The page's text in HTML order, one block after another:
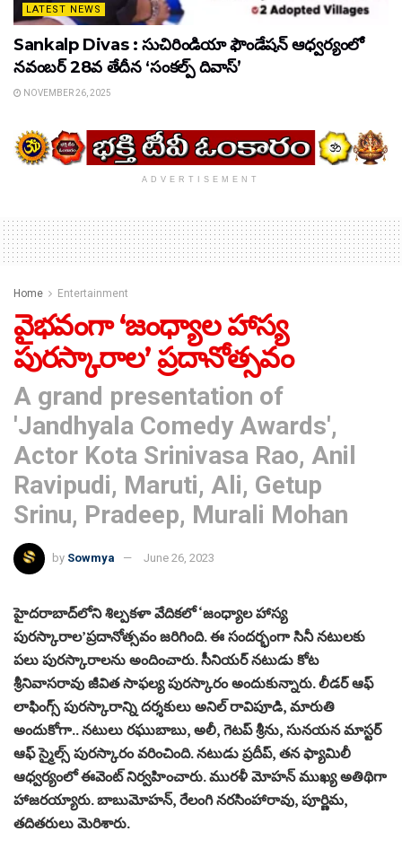
LATEST NEWS
Sankalp Divas : సుచిరిండియా ఫౌండేషన్ ఆధ్వర్యంలో
నవంబర్ 28వ తేదీన ‘సంకల్ప్ దివాస్’
NOVEMBER 26, 2025
ADVERTISEMENT
Home Entertainment
వైభవంగా ‘జంధ్యాల హాస్య
పురస్కారాల’ ప్రదానోత్సవం
A grand presentation of
'Jandhyala Comedy Awards',
Actor Kota Srinivasa Rao, Anil
Ravipudi, Maruti, Ali, Getup
Srinu, Pradeep, Murali Mohan
by Sowmya June 26, 2023
హైదరాబాద్‌లోని శిల్పకళా వేదికలో ‘జంధ్యాల హాస్య
పురస్కారాల’ప్రదానోత్సవం జరిగింది. ఈ సందర్భంగా సినీ నటులకు
పలు పురస్కారాలను అందించారు. సీనియర్‌ నటుడు కోట
శ్రీనివాసరావు జీవిత సాఫల్య పురస్కారం అందుకున్నారు. లీడర్‌ ఆఫ్‌
లాఫింగ్స్‌ పురస్కారాన్ని దర్శకులు అనిల్ రావిపూడి, మారుతి
అందుకోగా.. నటులు రఘుబాబు, అలీ, గెటప్‌ శ్రీను, సునయన మాస్టర్‌
ఆఫ్‌ స్మైల్స్‌ పురస్కారం వరించింది. నటుడు ప్రదీప్, తన ఫ్యామిలీ
ఆధ్వర్యంలో ఈవెంట్‌ నిర్వహించారు. మురళీ మోహన్‌ ముఖ్య అతిథిగా
హాజరయ్యారు. బాబుమోహన్, రేలంగి నరసింహారావు, పూర్ణిమ,
తదితరులు మెరిశారు.